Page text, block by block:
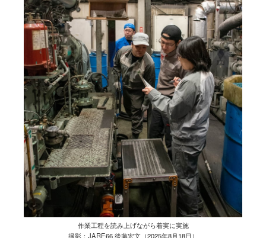
作業工程を読み上げながら着実に実施
撮影：JARE66 後藤宏文（2025年8月18日）